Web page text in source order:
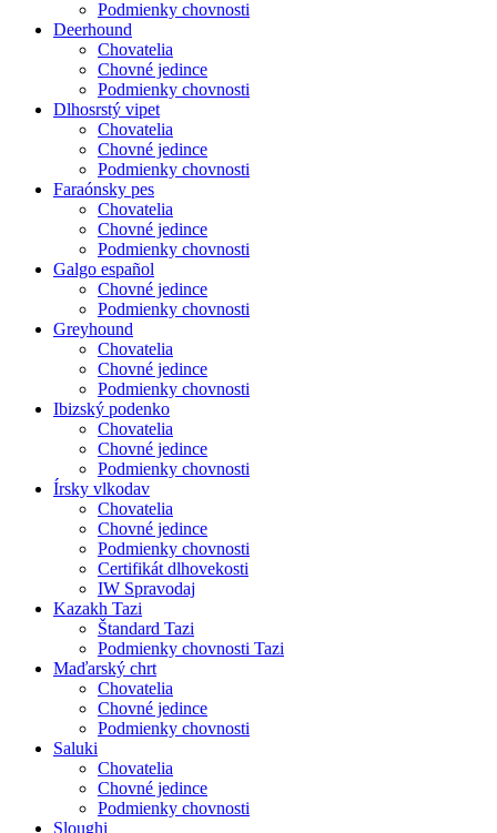
Podmienky chovnosti
Deerhound
Chovatelia
Chovné jedince
Podmienky chovnosti
Dlhosrstý vipet
Chovatelia
Chovné jedince
Podmienky chovnosti
Faraónsky pes
Chovatelia
Chovné jedince
Podmienky chovnosti
Galgo español
Chovné jedince
Podmienky chovnosti
Greyhound
Chovatelia
Chovné jedince
Podmienky chovnosti
Ibizský podenko
Chovatelia
Chovné jedince
Podmienky chovnosti
Írsky vlkodav
Chovatelia
Chovné jedince
Podmienky chovnosti
Certifikát dlhovekosti
IW Spravodaj
Kazakh Tazi
Štandard Tazi
Podmienky chovnosti Tazi
Maďarský chrt
Chovatelia
Chovné jedince
Podmienky chovnosti
Saluki
Chovatelia
Chovné jedince
Podmienky chovnosti
Sloughi